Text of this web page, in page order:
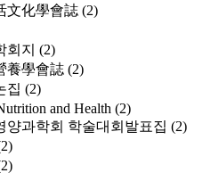
文化學會誌 (2)
회지 (2)
養學會誌 (2)
집 (2)
and Health (2)
양과학회 학술대회발표집 (2)